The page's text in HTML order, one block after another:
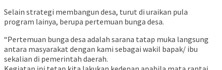
Selain strategi membangun desa, turut di uraikan pula
program lainya, berupa pertemuan bunga desa.
“Pertemuan bunga desa adalah sarana tatap muka langsung
antara masyarakat dengan kami sebagai wakil bapak/ ibu
sekalian di pemerintah daerah.